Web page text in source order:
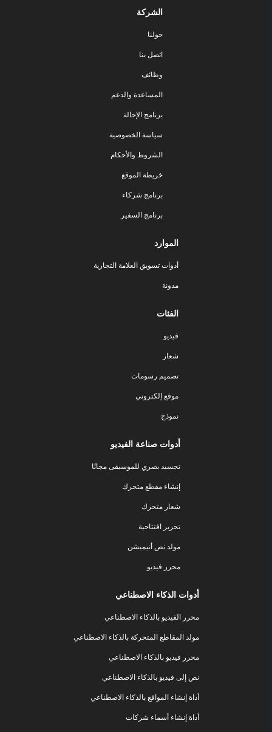
الشركة
حولنا
اتصل بنا
وظائف
المساعدة والدعم
برنامج الإحالة
سياسة الخصوصية
الشروط والأحكام
خريطة الموقع
برنامج شركاء
برنامج السفير
الموارد
أدوات تسويق العلامة التجارية
مدونة
الفئات
فيديو
شعار
تصميم رسومات
موقع إلكتروني
نموذج
أدوات صناعة الفيديو
تجسيد بصري للموسيقى مجانًا
إنشاء مقطع متحرك
شعار متحرك
تحرير افتتاحية
مولد نص أنيميشن
محرر فيديو
أدوات الذكاء الاصطناعي
محرر الفيديو بالذكاء الاصطناعي
مولد المقاطع المتحركة بالذكاء الاصطناعي
محرر فيديو بالذكاء الاصطناعي
نص إلى فيديو بالذكاء الاصطناعي
أداة إنشاء المواقع بالذكاء الاصطناعي
أداة إنشاء أسماء شركات